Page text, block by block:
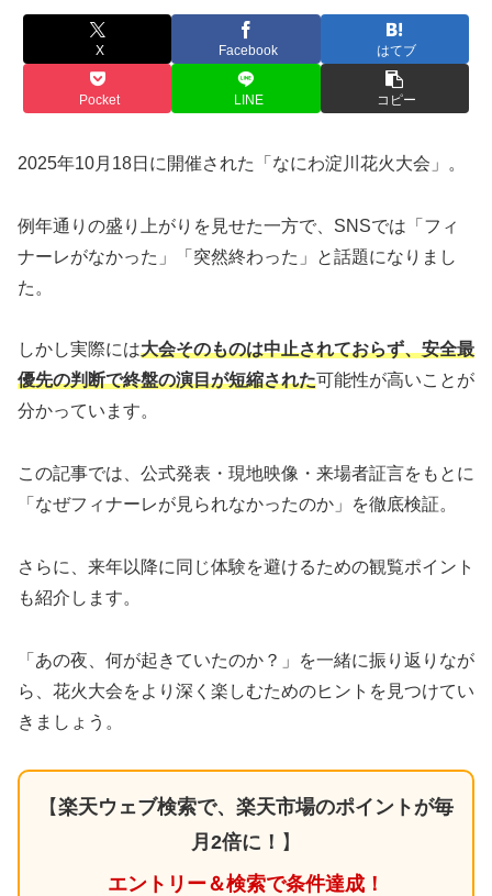
X Facebook はてブ
Pocket LINE コピー
2025年10月18日に開催された「なにわ淀川花火大会」。
例年通りの盛り上がりを見せた一方で、SNSでは「フィ
ナーレがなかった」「突然終わった」と話題になりまし
た。
しかし実際には大会そのものは中止されておらず、安全最
優先の判断で終盤の演目が短縮された可能性が高いことが
分かっています。
この記事では、公式発表・現地映像・来場者証言をもとに
「なぜフィナーレが見られなかったのか」を徹底検証。
さらに、来年以降に同じ体験を避けるための観覧ポイント
も紹介します。
「あの夜、何が起きていたのか？」を一緒に振り返りなが
ら、花火大会をより深く楽しむためのヒントを見つけてい
きましょう。
【楽天ウェブ検索で、楽天市場のポイントが毎
月2倍に！ 】
エントリー＆検索で条件達成！